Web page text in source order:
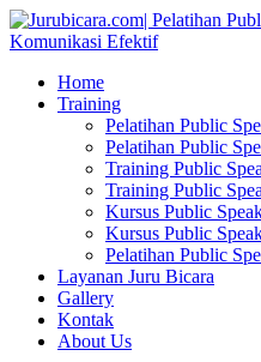
Home
Training
Pelatihan Public
Pelatihan Public
Training Public
Training Public
Kursus Public
Kursus Public
Pelatihan Public
Layanan Juru Bicara
Gallery
Kontak
About Us